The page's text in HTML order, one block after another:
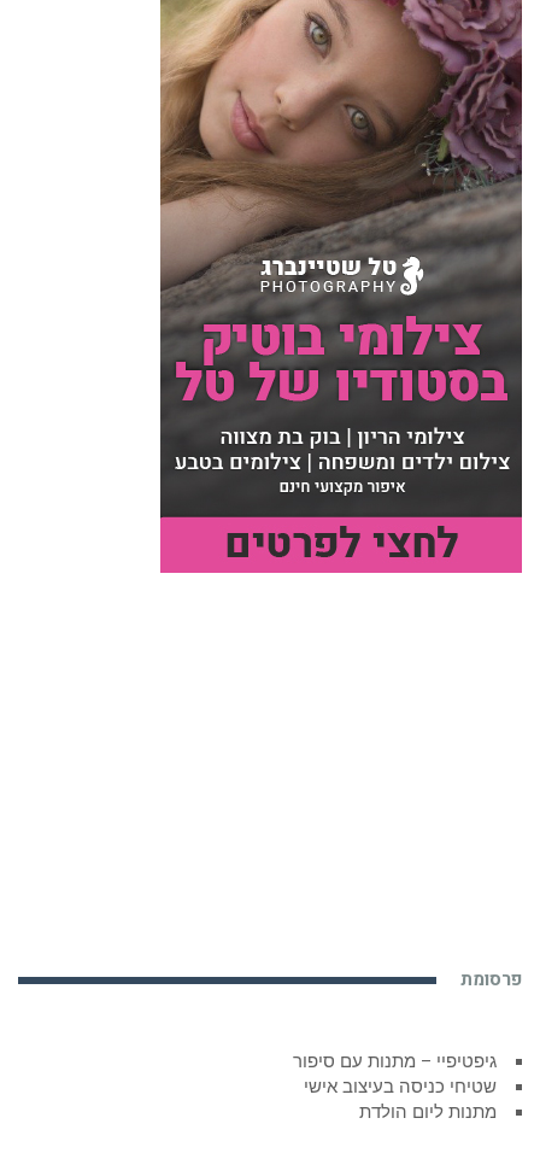
פרסומת
גיפטיפיי – מתנות עם סיפור
שטיחי כניסה בעיצוב אישי
מתנות ליום הולדת